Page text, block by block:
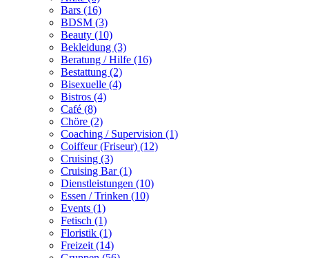
Bars (16)
BDSM (3)
Beauty (10)
Bekleidung (3)
Beratung / Hilfe (16)
Bestattung (2)
Bisexuelle (4)
Bistros (4)
Café (8)
Chöre (2)
Coaching / Supervision (1)
Coiffeur (Friseur) (12)
Cruising (3)
Cruising Bar (1)
Dienstleistungen (10)
Essen / Trinken (10)
Events (1)
Fetisch (1)
Floristik (1)
Freizeit (14)